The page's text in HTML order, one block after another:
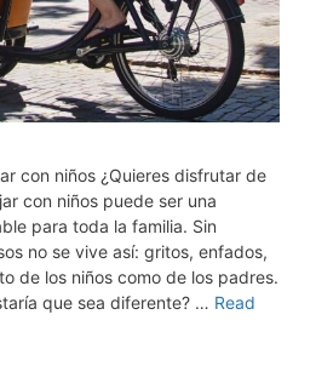
con niños ¿Quieres disfrutar de
con niños puede ser una
para toda la familia. Sin
no se vive así: gritos, enfados,
de los niños como de los padres.
que sea diferente? … Read